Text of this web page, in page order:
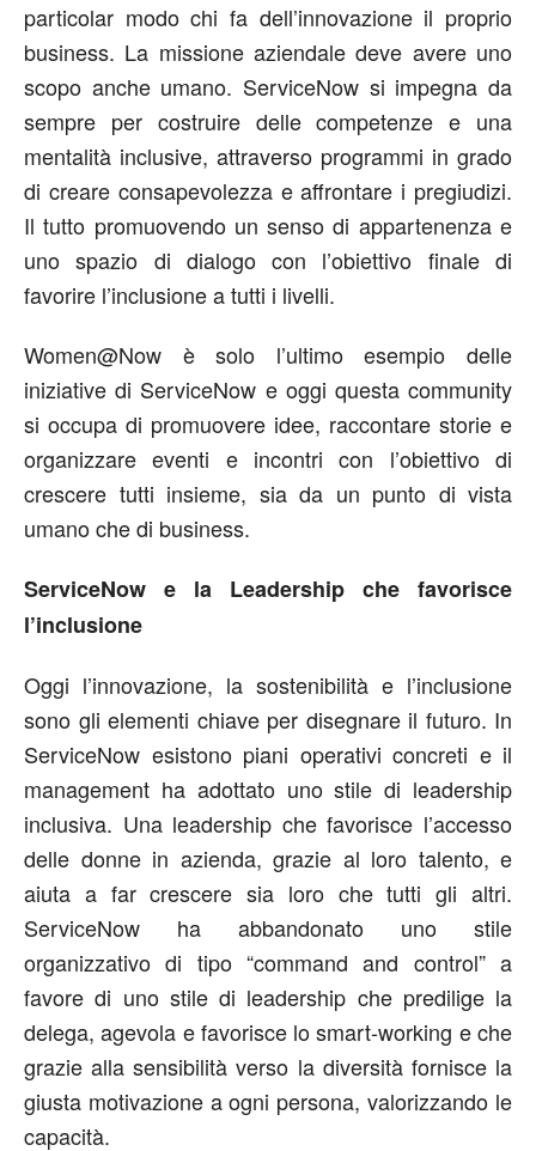
particolar modo chi fa dell’innovazione il proprio
business. La missione aziendale deve avere uno
scopo anche umano. ServiceNow si impegna da
sempre per costruire delle competenze e una
mentalità inclusive, attraverso programmi in grado
di creare consapevolezza e affrontare i pregiudizi.
Il tutto promuovendo un senso di appartenenza e
uno spazio di dialogo con l’obiettivo finale di
favorire l’inclusione a tutti i livelli.
Women@Now è solo l’ultimo esempio delle
iniziative di ServiceNow e oggi questa community
si occupa di promuovere idee, raccontare storie e
organizzare eventi e incontri con l’obiettivo di
crescere tutti insieme, sia da un punto di vista
umano che di business.
ServiceNow e la Leadership che favorisce
l’inclusione
Oggi l’innovazione, la sostenibilità e l’inclusione
sono gli elementi chiave per disegnare il futuro. In
ServiceNow esistono piani operativi concreti e il
management ha adottato uno stile di leadership
inclusiva. Una leadership che favorisce l’accesso
delle donne in azienda, grazie al loro talento, e
aiuta a far crescere sia loro che tutti gli altri.
ServiceNow ha abbandonato uno stile
organizzativo di tipo “command and control” a
favore di uno stile di leadership che predilige la
delega, agevola e favorisce lo smart-working e che
grazie alla sensibilità verso la diversità fornisce la
giusta motivazione a ogni persona, valorizzando le
capacità.